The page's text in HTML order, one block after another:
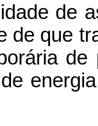
de
de que